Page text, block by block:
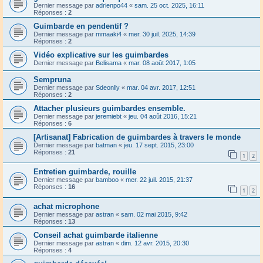
Dernier message par adrienpo44 « sam. 25 oct. 2025, 16:11
Réponses : 2
Guimbarde en pendentif ?
Dernier message par mmaaki4 « mer. 30 juil. 2025, 14:39
Réponses : 2
Vidéo explicative sur les guimbardes
Dernier message par Belisama « mar. 08 août 2017, 1:05
Sempruna
Dernier message par Sdeonlly « mar. 04 avr. 2017, 12:51
Réponses : 2
Attacher plusieurs guimbardes ensemble.
Dernier message par jeremiebt « jeu. 04 août 2016, 15:21
Réponses : 6
[Artisanat] Fabrication de guimbardes à travers le monde
Dernier message par batman « jeu. 17 sept. 2015, 23:00
Réponses : 21 1 2
Entretien guimbarde, rouille
Dernier message par bamboo « mer. 22 juil. 2015, 21:37
Réponses : 16 1 2
achat microphone
Dernier message par astran « sam. 02 mai 2015, 9:42
Réponses : 13
Conseil achat guimbarde italienne
Dernier message par astran « dim. 12 avr. 2015, 20:30
Réponses : 4